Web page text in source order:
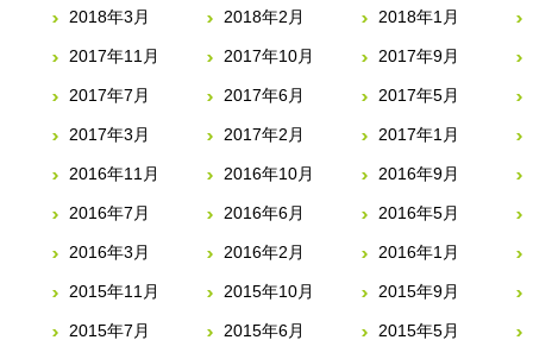
2018年3月 2018年2月 2018年1月
2017年11月 2017年10月 2017年9月
2017年7月 2017年6月 2017年5月
2017年3月 2017年2月 2017年1月
2016年11月 2016年10月 2016年9月
2016年7月 2016年6月 2016年5月
2016年3月 2016年2月 2016年1月
2015年11月 2015年10月 2015年9月
2015年7月 2015年6月 2015年5月